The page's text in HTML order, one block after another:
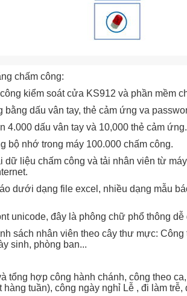
chấm công:
kiểm soát cửa KS912 và phần mềm
bằng dấu vân tay, thẻ cảm ứng va
4.000 dấu vân tay và 10,000 thẻ cảm
bộ nhớ trong máy 100.000 chấm công.
dữ liệu chấm công và tải nhân viên từ
dưới dạng file excel, nhiều dạng mẫu
unicode, đây là phông chữ phổ thông
sách nhân viên theo cây thư mực:
sinh, phòng ban...
tổng hợp công hành chánh, công theo
hàng tuần), công ngày nghỉ Lễ , đi làm